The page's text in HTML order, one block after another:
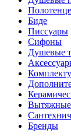
Биде
Писсуары
Сифоны
Душевые
Вытяжные
Бренды